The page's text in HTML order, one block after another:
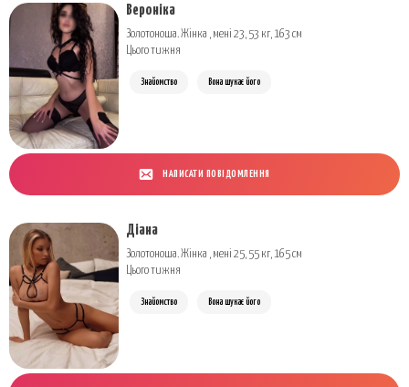
Вероніка
Золотоноша. Жінка , мені 23, 53 кг, 163 см
Цього тижня
Знайомство Вона шукає його
НАПИСАТИ ПОВІДОМЛЕННЯ
Діана
Золотоноша. Жінка , мені 25, 55 кг, 165 см
Цього тижня
Знайомство Вона шукає його